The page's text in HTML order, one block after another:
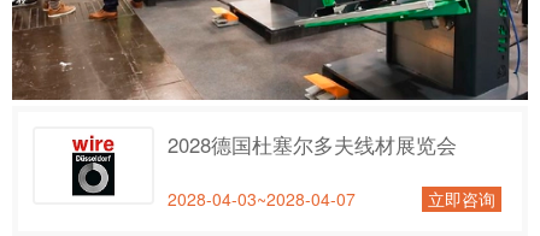
2028德国杜塞尔多夫线材展览会
2028-04-03~2028-04-07 立即咨询